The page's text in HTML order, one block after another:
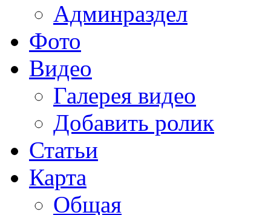
Админраздел
Фото
Видео
Галерея видео
Добавить ролик
Статьи
Карта
Общая